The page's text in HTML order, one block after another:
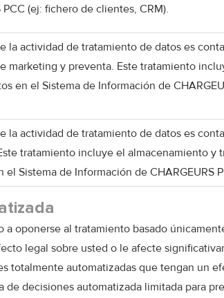
PCC (ej: fichero de clientes, CRM).
la actividad de tratamiento de datos es
marketing y preventa. Este tratamiento
en el Sistema de Información de
la actividad de tratamiento de datos es
tratamiento incluye el almacenamiento y
el Sistema de Información de CHARGEURS
a oponerse al tratamiento basado
legal sobre usted o le afecte
totalmente automatizadas que tengan un
de decisiones automatizada limitada para